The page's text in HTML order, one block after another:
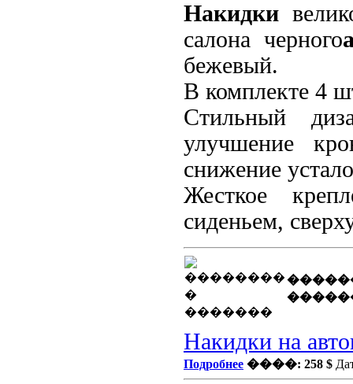
Накидки
салона черного
бежевый.
В комплекте 4
Стильный
улучшение
снижение
Жесткое
сиденьем,
Накидки на
Подробнее ����: 258 $